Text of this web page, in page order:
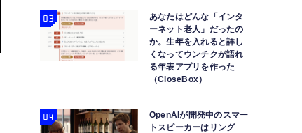
あなたはどんな「インタ
ーネット老人」だったの
か。生年を入れると詳し
くなってウンチクが語れ
る年表アプリを作った
（CloseBox）
OpenAIが開発中のスマー
トスピーカーはリング